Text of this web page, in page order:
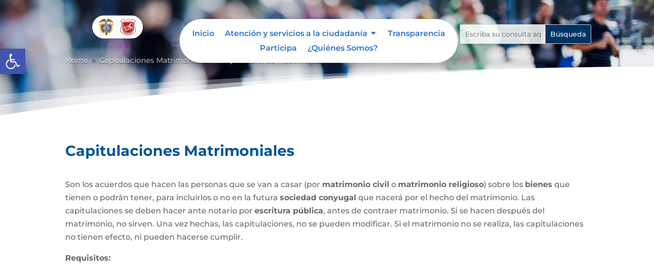
Abrir barra de herramientas
Inicio Atención y servicios a la ciudadanía
Transparencia
Participa
¿Quiénes Somos?
Home 9 Capitulaciones Matrimoniales
Capitulaciones Matrimoniales
Son los acuerdos que hacen las personas que se van a casar (por matrimonio civil o matrimonio religioso) sobre los bienes que
tienen o podrán tener, para incluirlos o no en la futurasociedad conyugal que nacerá por el hecho del matrimonio. Las
capitulaciones se deben hacer ante notario porescritura pública, antes de contraer matrimonio. Si se hacen después del
matrimonio, no sirven. Una vez hechas, las capitulaciones, no se pueden modificar. Si el matrimonio no se realiza, las capitulaciones
no tienen efecto, ni pueden hacerse cumplir.
Requisitos: